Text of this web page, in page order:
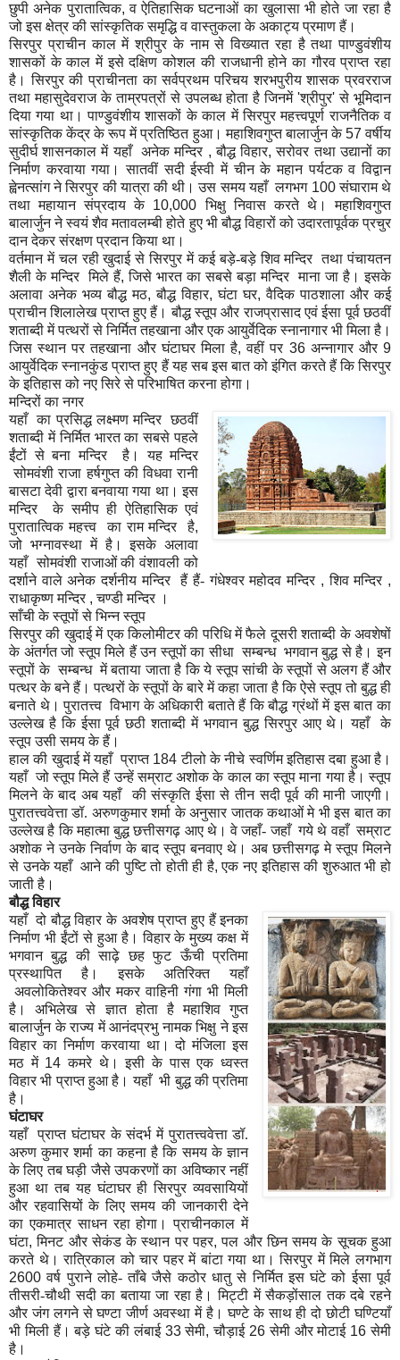
छुपी अनेक पुरातात्विक,व ऐतिहासिक घटनाओं का खुलासा भी होते जा रहा है
जो इस क्षेत्र की सांस्कृतिक समृद्धि व वास्तुकला के अकाट्य प्रमाण हैं।
सिरपुर प्राचीन काल में श्रीपुर के नाम से विख्यात रहा है तथा पाण्डुवंशीय
शासकों के काल में इसे दक्षिण कोशल की राजधानी होने का गौरव प्राप्त रहा
है। सिरपुर की प्राचीनता का सर्वप्रथम परिचय शरभपुरीय शासक प्रवरराज
तथा महासुदेवराज के ताम्रपत्रों से उपलब्ध होता है जिनमें 'श्रीपुर'से भूमिदान
दिया गया था। पाण्डुवंशीय शासकों के काल में सिरपुर महत्त्वपूर्ण राजनैतिक व
सांस्कृतिक केंद्र के रूप में प्रतिष्ठित हुआ। महाशिवगुप्त बालार्जुन के57वर्षीय
सुदीर्घ शासनकाल में यहाँ अनेक मन्दिर ,बौद्ध विहार,सरोवर तथा उद्यानों का
निर्माण करवाया गया। सातवीं सदी ईस्वी में चीन के महान पर्यटक व विद्वान
ह्वेनत्सांग ने सिरपुर की यात्रा की थी। उस समय यहाँ लगभग 100संघाराम थे
तथा महायान संप्रदाय के 10,000भिक्षु निवास करते थे। महाशिवगुप्त
बालार्जुन ने स्वयं शैव मतावलम्बी होते हुए भी बौद्ध विहारों को उदारतापूर्वक प्रचुर
दान देकर संरक्षण प्रदान किया था।
वर्तमान में चल रही खुदाई से सिरपुर में कई बड़े-बड़े शिव मन्दिर तथा पंचायतन
शैली के मन्दिर मिले हैं,जिसे भारत का सबसे बड़ा मन्दिर माना जा है। इसके
अलावा अनेक भव्य बौद्ध मठ,बौद्ध विहार,घंटा घर,वैदिक पाठशाला और कई
प्राचीन शिलालेख प्राप्त हुए हैं। बौद्ध स्तूप और राजप्रासाद एवं ईसा पूर्व छठवीं
शताब्दी में पत्थरों से निर्मित तहखाना और एक आयुर्वेदिक स्नानागार भी मिला है।
जिस स्थान पर तहखाना और घंटाघर मिला है,वहीं पर 36 अन्नागार और9
आयुर्वेदिक स्नानकुंड प्राप्त हुए हैं यह सब इस बात को इंगित करते हैं कि सिरपुर
के इतिहास को नए सिरे से परिभाषित करना होगा।
मन्दिरों का नगर
यहाँ का प्रसिद्ध लक्ष्मण मन्दिर छठवीं
शताब्दी में निर्मित भारत का सबसे पहले
ईंटों से बना मन्दिर है। यह मन्दिर
सोमवंशी राजा हर्षगुप्त की विधवा रानी
बासटा देवी द्वारा बनवाया गया था। इस
मन्दिर के समीप ही ऐतिहासिक एवं
पुरातात्विक महत्त्व का राम मन्दिर है,
जो भग्नावस्था में है। इसके अलावा
यहाँ सोमवंशी राजाओं की वंशावली को
दर्शाने वाले अनेक दर्शनीय मन्दिर हैं हैं- गंधेश्वर महोदव मन्दिर ,शिव मन्दिर ,
राधाकृष्ण मन्दिर ,चण्डी मन्दिर ।
साँची के स्तूपों से भिन्न स्तूप
सिरपुर की खुदाई में एक किलोमीटर की परिधि में फैले दूसरी शताब्दी के अवशेषों
के अंतर्गत जो स्तूप मिले हैं उन स्तूपों का सीधा सम्बन्ध भगवान बुद्ध से है। इन
स्तूपों के सम्बन्ध में बताया जाता है कि ये स्तूप सांची के स्तूपों से अलग हैं और
पत्थर के बने हैं। पत्थरों के स्तूपों के बारे में कहा जाता है कि ऐसे स्तूप तो बुद्ध ही
बनाते थे। पुरातत्त्व विभाग के अधिकारी बताते हैं कि बौद्ध ग्रंथों में इस बात का
उल्लेख है कि ईसा पूर्व छठी शताब्दी में भगवान बुद्ध सिरपुर आए थे। यहाँ के
स्तूप उसी समय के हैं।
हाल की खुदाई में यहाँ प्राप्त 184टीलो के नीचे स्वर्णिम इतिहास दबा हुआ है।
यहाँ जो स्तूप मिले हैं उन्हें सम्राट अशोक के काल का स्तूप माना गया है। स्तूप
मिलने के बाद अब यहाँ की संस्कृति ईसा से तीन सदी पूर्व की मानी जाएगी।
पुरातत्त्ववेत्ता डॉ. अरुणकुमार शर्मा के अनुसार जातक कथाओं मे भी इस बात का
उल्लेख है कि महात्मा बुद्ध छत्तीसगढ़ आए थे। वे जहाँ- जहाँ गये थे वहाँ सम्राट
अशोक ने उनके निर्वाण के बाद स्तूप बनवाए थे। अब छत्तीसगढ़ मे स्तूप मिलने
से उनके यहाँ आने की पुष्टि तो होती ही है,एक नए इतिहास की शुरुआत भी हो
जाती है।
बौद्ध विहार
यहाँ दो बौद्ध विहार के अवशेष प्राप्त हुए हैं इनका
निर्माण भी ईंटों से हुआ है। विहार के मुख्य कक्ष में
भगवान बुद्ध की साढ़े छह फुट ऊँची प्रतिमा
प्रस्थापित है। इसके अतिरिक्त यहाँ
अवलोकितेश्वर और मकर वाहिनी गंगा भी मिली
है। अभिलेख से ज्ञात होता है महाशिव गुप्त
बालार्जुन के राज्य में आनंदप्रभु नामक भिक्षु ने इस
विहार का निर्माण करवाया था। दो मंजिला इस
मठ में 14कमरे थे। इसी के पास एक ध्वस्त
विहार भी प्राप्त हुआ है। यहाँ भी बुद्ध की प्रतिमा
है।
घंटाघर
यहाँ प्राप्त घंटाघर के संदर्भ में पुरातत्त्ववेत्ता डॉ.
अरुण कुमार शर्मा का कहना है कि समय के ज्ञान
के लिए तब घड़ी जैसे उपकरणों का अविष्कार नहीं
हुआ था तब यह घंटाघर ही सिरपुर व्यवसायियों
और रहवासियों के लिए समय की जानकारी देने
का एकमात्र साधन रहा होगा। प्राचीनकाल में
घंटा,मिनट और सेकंड के स्थान पर पहर,पल और छिन समय के सूचक हुआ
करते थे। रात्रिकाल को चार पहर में बांटा गया था। सिरपुर में मिले लगभाग
2600वर्ष पुराने लोहे- ताँबे जैसे कठोर धातु से निर्मित इस घंटे को ईसा पूर्व
तीसरी-चौथी सदी का बताया जा रहा है। मिट्टी में सैकड़ोंसाल तक दबे रहने
और जंग लगने से घण्टा जीर्ण अवस्था में है। घण्टे के साथ ही दो छोटी घण्टियाँ
भी मिली हैं। बड़े घंटे की लंबाई 33सेमी,चौड़ाई 26सेमी और मोटाई 16सेमी
है।